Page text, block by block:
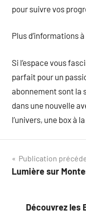
pour suivre vos
Plus d’informations
Si l’espace vous
parfait pour un
abonnement sont la
dans une nouvelle
l’univers, une box à
Navigation
de
Publication
Lumière sur
Découvrez les